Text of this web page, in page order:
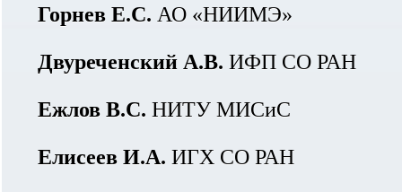
Горнев Е.С. АО «НИИМЭ»
Двуреченский А.В. ИФП СО РАН
Ежлов В.С. НИТУ МИСиС
Елисеев И.А. ИГХ СО РАН